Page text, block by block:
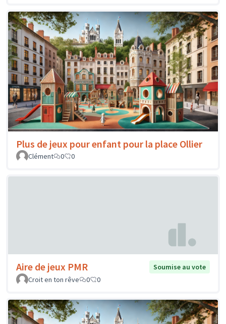
Plus de jeux pour enfant pour la place Ollier
Clément 0 0
Aire de jeux PMR
Soumise au vote
Croit en ton rêve
0 0